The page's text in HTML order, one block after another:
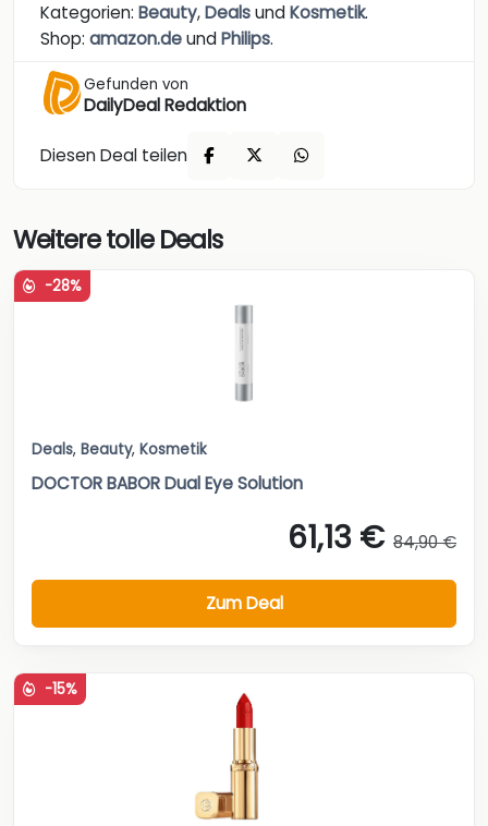
Kategorien: Beauty,DealsundKosmetik.
Shop: amazon.deundPhilips.
Gefunden von
DailyDeal Redaktion
Diesen Deal teilen
Weitere tolle Deals
-28%
Deals, Beauty, Kosmetik
DOCTOR BABOR Dual Eye Solution
61,13 € 84,90 €
Zum Deal
-15%